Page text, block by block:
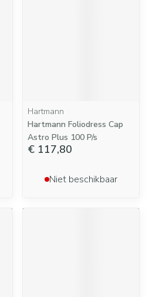
Hartmann
Hartmann Foliodress Cap
Astro Plus 100 P/s
€ 117,80
Niet beschikbaar